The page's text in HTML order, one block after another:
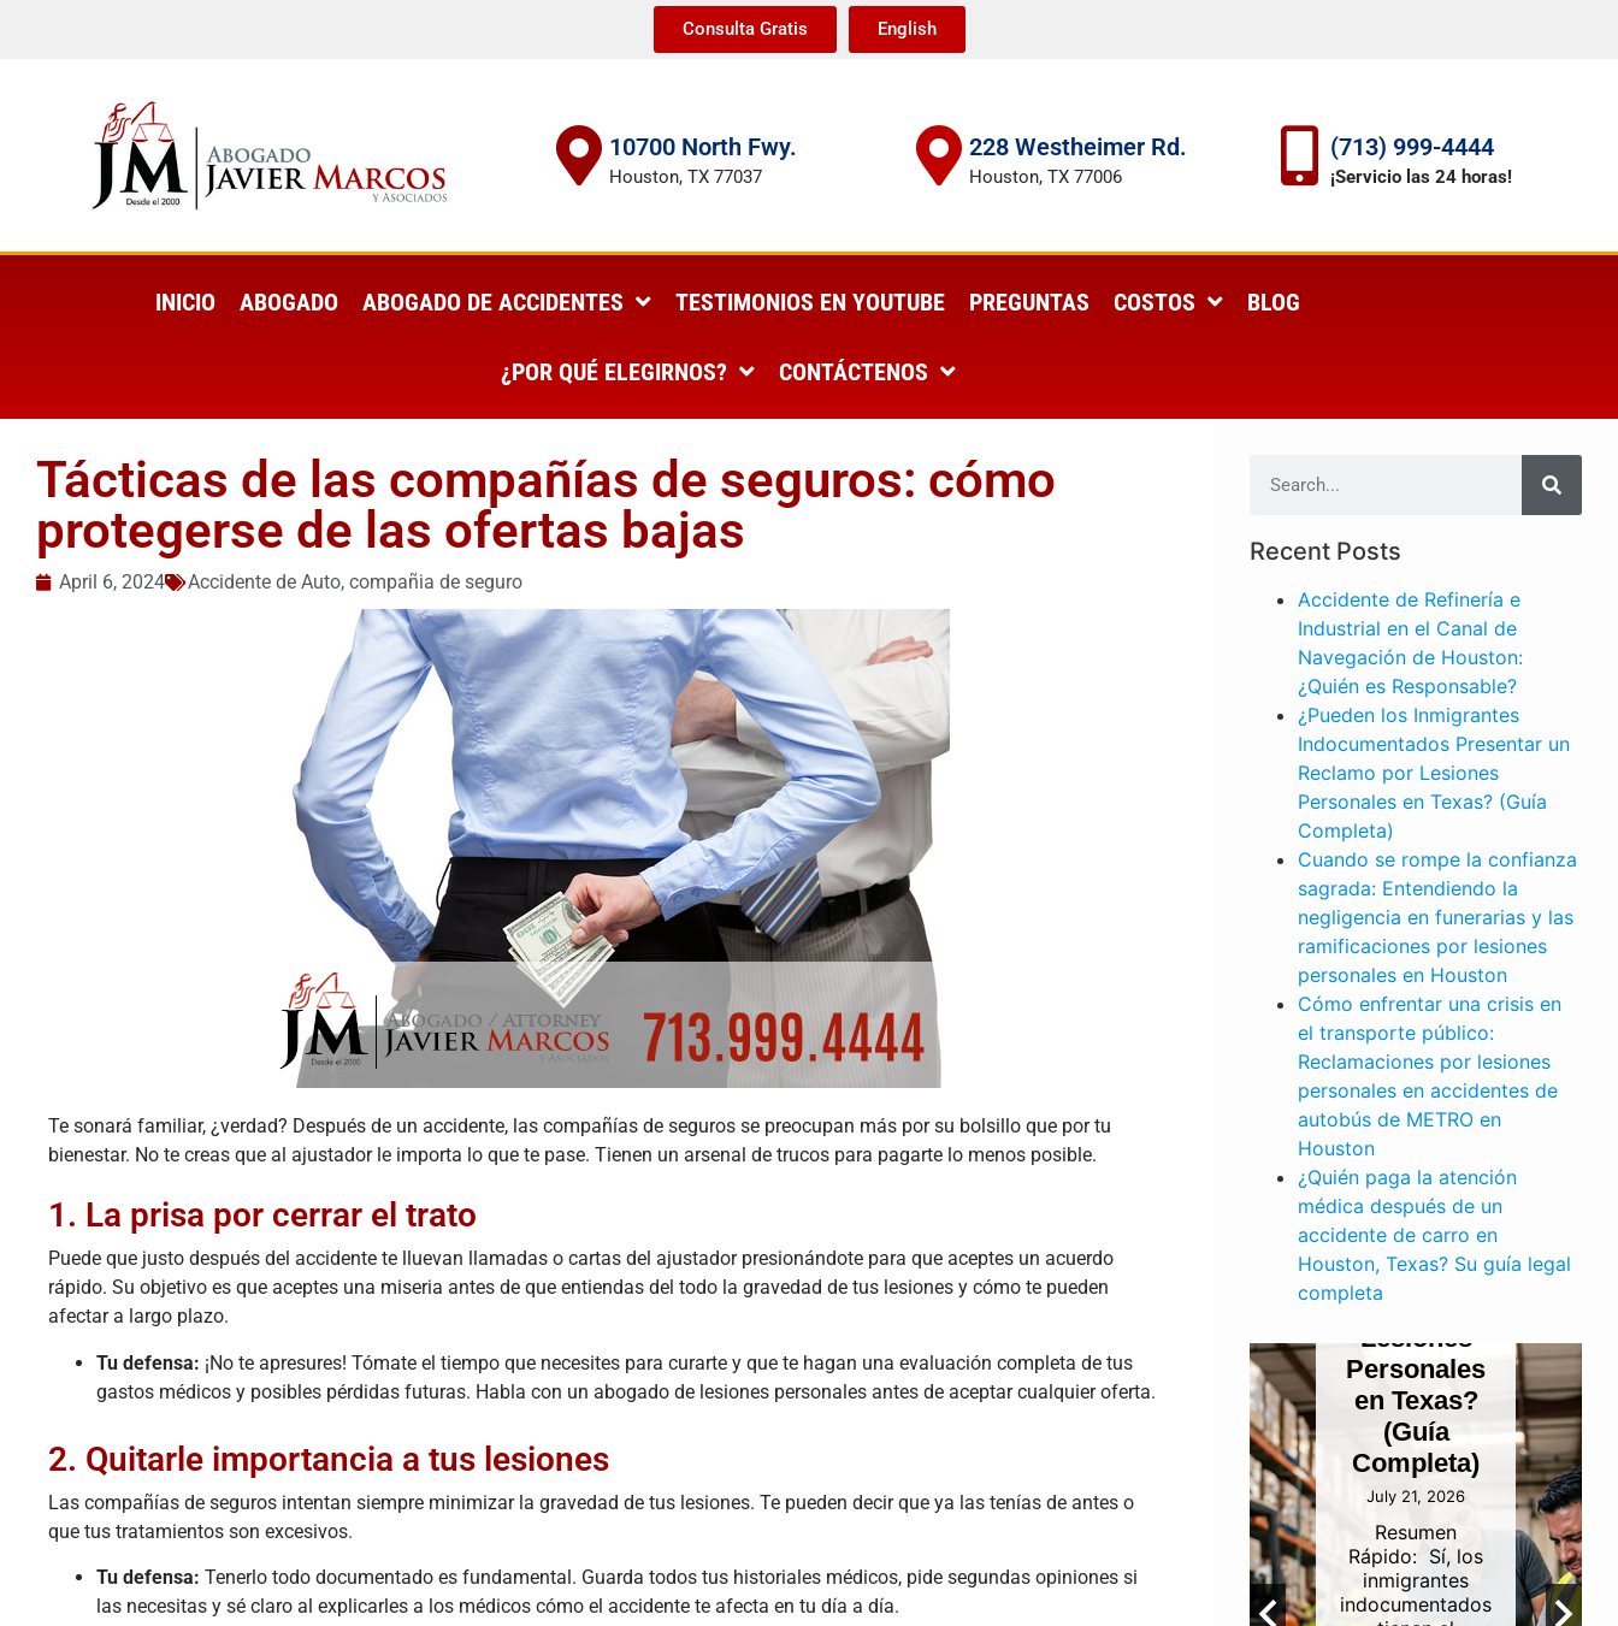
Consulta Gratis English
10700 North Fwy.
Houston, TX 77037
228 Westheimer Rd.
Houston, TX 77006
(713) 999-4444
¡Servicio las 24 horas!
INICIO ABOGADO ABOGADO DE ACCIDENTES TESTIMONIOS EN YOUTUBE PREGUNTAS COSTOS BLOG
¿POR QUÉ ELEGIRNOS? CONTÁCTENOS
Tácticas de las compañías de seguros: cómo
protegerse de las ofertas bajas
April 6, 2024 Accidente de Auto, compañia de seguro
Te sonará familiar, ¿verdad? Después de un accidente, las compañías de seguros se preocupan más por su bolsillo que por tu
bienestar. No te creas que al ajustador le importa lo que te pase. Tienen un arsenal de trucos para pagarte lo menos posible.
1. La prisa por cerrar el trato
Puede que justo después del accidente te lluevan llamadas o cartas del ajustador presionándote para que aceptes un acuerdo
rápido. Su objetivo es que aceptes una miseria antes de que entiendas del todo la gravedad de tus lesiones y cómo te pueden
afectar a largo plazo.
Tu defensa: ¡No te apresures! Tómate el tiempo que necesites para curarte y que te hagan una evaluación completa de tus
gastos médicos y posibles pérdidas futuras. Habla con un abogado de lesiones personales antes de aceptar cualquier oferta.
2. Quitarle importancia a tus lesiones
Las compañías de seguros intentan siempre minimizar la gravedad de tus lesiones. Te pueden decir que ya las tenías de antes o
que tus tratamientos son excesivos.
Tu defensa: Tenerlo todo documentado es fundamental. Guarda todos tus historiales médicos, pide segundas opiniones si
las necesitas y sé claro al explicarles a los médicos cómo el accidente te afecta en tu día a día.
Recent Posts
Accidente de Refinería e
Industrial en el Canal de
Navegación de Houston:
¿Quién es Responsable?
¿Pueden los Inmigrantes
Indocumentados Presentar un
Reclamo por Lesiones
Personales en Texas? (Guía
Completa)
Cuando se rompe la confianza
sagrada: Entendiendo la
negligencia en funerarias y las
ramificaciones por lesiones
personales en Houston
Cómo enfrentar una crisis en
el transporte público:
Reclamaciones por lesiones
personales en accidentes de
autobús de METRO en
Houston
¿Quién paga la atención
médica después de un
accidente de carro en
Houston, Texas? Su guía legal
completa
ACCIDENTE DE
CAMION O TRAILER
La
Actualización
de la
la Nueva
Verificación
Digital
Reclamo
por
January 30, 2026
los litigios en el
transporte de
de Refinería
e Industrial
en el Canal
Navegación
de Houston:
August 5, 2026
responsabilidad
¿Pueden
Inmigrantes
Indocumentados
Presentar
un Reclamo
Lesiones
Personales
en Texas?
(Guía
Completa)
July 21, 2026
Resumen
Rápido: Sí, los
inmigrantes
indocumentados